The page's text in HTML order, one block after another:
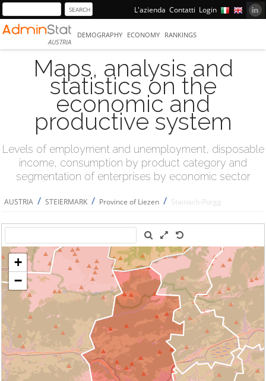
L'azienda Contatti Login
AUSTRIA
DEMOGRAPHY ECONOMY RANKINGS
Maps, analysis and
statistics on the
economic and
productive system
Levels of employment and unemployment, disposable
income, consumption by product category and
segmentation of enterprises by economic sector
AUSTRIA / STEIERMARK / Province of Liezen / Stainach-Pürgg